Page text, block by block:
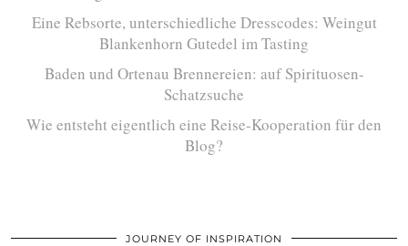
Eine Rebsorte, unterschiedliche Dresscodes: Weingut
Blankenhorn Gutedel im Tasting
Baden und Ortenau Brennereien: auf Spirituosen-
Schatzsuche
Wie entsteht eigentlich eine Reise-Kooperation für den
Blog?
JOURNEY OF INSPIRATION